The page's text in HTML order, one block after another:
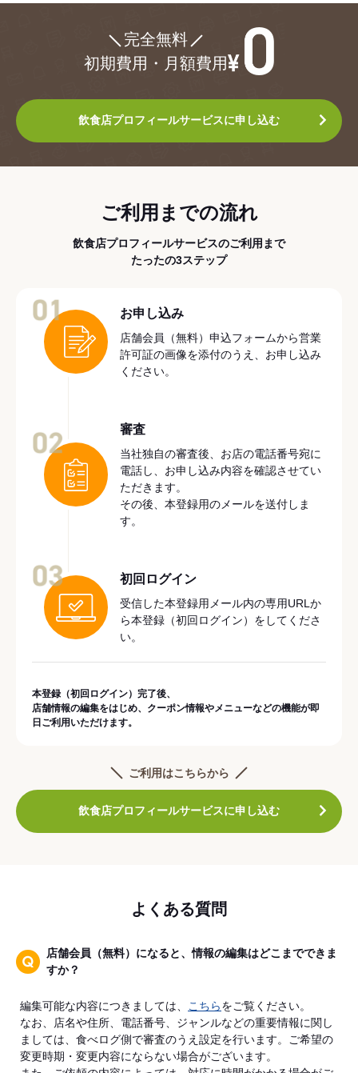
完全無料
初期費用・月額費用
飲食店プロフィールサービスに申し込む
ご利用までの流れ
飲食店プロフィールサービスのご利用まで
たったの3ステップ
お申し込み
店舗会員（無料）申込フォームから営業
許可証の画像を添付のうえ、お申し込み
ください。
審査
当社独自の審査後、お店の電話番号宛に
電話し、お申し込み内容を確認させてい
ただきます。
その後、本登録用のメールを送付しま
す。
初回ログイン
受信した本登録用メール内の専用URLか
ら本登録（初回ログイン）をしてくださ
い。
本登録（初回ログイン）完了後、
店舗情報の編集をはじめ、クーポン情報やメニューなどの機能が即
日ご利用いただけます。
ご利用はこちらから
飲食店プロフィールサービスに申し込む
よくある質問
店舗会員（無料）になると、情報の編集はどこまでできま
すか？
編集可能な内容につきましては、 こちらをご覧ください。
なお、店名や住所、電話番号、ジャンルなどの重要情報に関し
ましては、食べログ側で審査のうえ設定を行います。ご希望の
変更時期・変更内容にならない場合がございます。